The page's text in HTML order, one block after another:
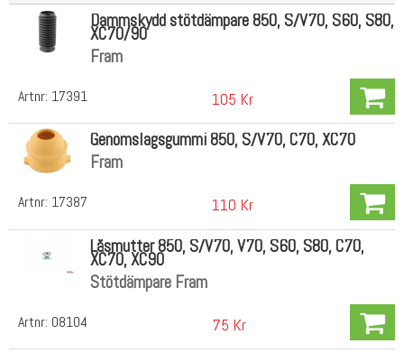
Artnr: 17391
Dammskydd stötdämpare 850, S/V70, S60, S80,
XC70/90
Fram
105 Kr
Artnr: 17387
Genomslagsgummi 850, S/V70, C70, XC70
Fram
110 Kr
Artnr: 08104
Låsmutter 850, S/V70, V70, S60, S80, C70,
XC70, XC90
Stötdämpare Fram
75 Kr